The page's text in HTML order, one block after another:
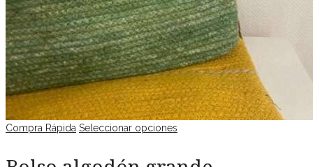
Compra Rápida Seleccionar opciones